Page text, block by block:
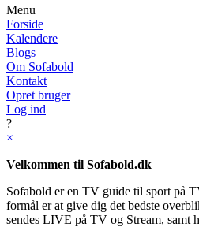
Menu
Forside
Kalendere
Blogs
Om Sofabold
Kontakt
Opret bruger
Log ind
?
×
Velkommen til Sofabold.dk
Sofabold er en TV guide til sport på
formål er at give dig det bedste
sendes LIVE på TV og Stream, samt